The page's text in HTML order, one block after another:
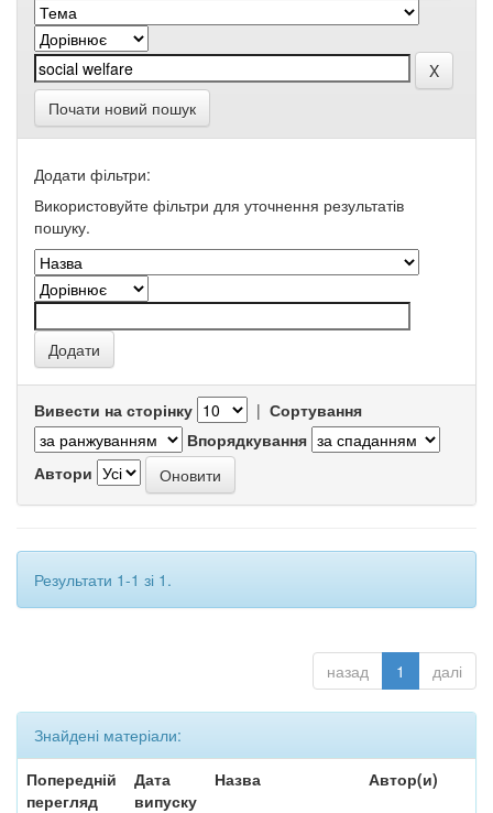
Почати новий пошук
Додати фільтри:
Використовуйте фільтри для уточнення результатів
пошуку.
Вивести на сторінку | Сортування
Впорядкування
Автори
Результати 1-1 зі 1.
назад 1 далі
Знайдені матеріали:
Попередній
перегляд
Дата
випуску
Назва Автор(и)